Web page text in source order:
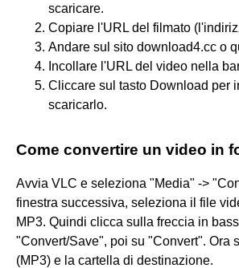
scaricare.
Copiare l'URL del filmato
Andare sul sito download4.cc o
Incollare l'URL del video nella
Cliccare sul tasto Download per
scaricarlo.
Come convertire un video in
Avvia VLC e seleziona "Media" ->
finestra successiva, seleziona il file
MP3. Quindi clicca sulla freccia in
"Convert/Save", poi su "Convert". Ora
(MP3) e la cartella di destinazione.